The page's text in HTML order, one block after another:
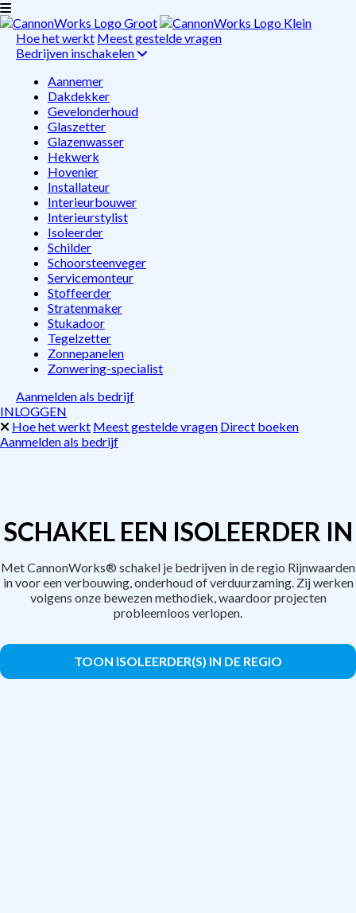
Hoe het werkt Meest gestelde vragen
Bedrijven inschakelen
Aannemer
Dakdekker
Gevelonderhoud
Glaszetter
Glazenwasser
Hekwerk
Hovenier
Installateur
Interieurbouwer
Interieurstylist
Isoleerder
Schilder
Schoorsteenveger
Servicemonteur
Stoffeerder
Stratenmaker
Stukadoor
Tegelzetter
Zonnepanelen
Zonwering-specialist
Aanmelden als bedrijf
INLOGGEN
Hoe het werkt Meest gestelde vragen Direct boeken
Aanmelden als bedrijf
SCHAKEL EEN ISOLEERDER IN
Met CannonWorks® schakel je bedrijven in de regio Rijnwaarden
in voor een verbouwing, onderhoud of verduurzaming. Zij werken
volgens onze bewezen methodiek, waardoor projecten
probleemloos verlopen.
TOON ISOLEERDER(S) IN DE REGIO